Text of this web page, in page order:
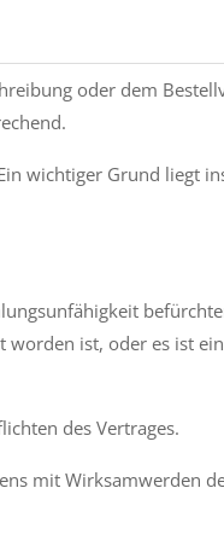
oder dem
wichti­ger Grund liegt
worden ist, oder es ist
des Vertrages.
mit Wirksamwerden